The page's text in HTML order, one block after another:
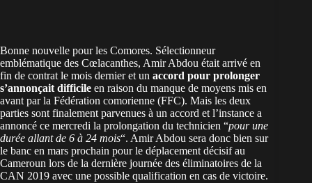
Bonne nouvelle pour les Comores. Sélectionneur
emblématique des Cœlacanthes, Amir Abdou était arrivé en
fin de contrat le mois dernier et un accord pour prolonger
s’annonçait difficile en raison du manque de moyens mis en
avant par la Fédération comorienne (FFC). Mais les deux
parties sont finalement parvenues à un accord et l’instance a
annoncé ce mercredi la prolongation du technicien “pour une
durée allant de 6 à 24 mois“. Amir Abdou sera donc bien sur
le banc en mars prochain pour le déplacement décisif au
Cameroun lors de la dernière journée des éliminatoires de la
CAN 2019 avec une possible qualification en cas de victoire.